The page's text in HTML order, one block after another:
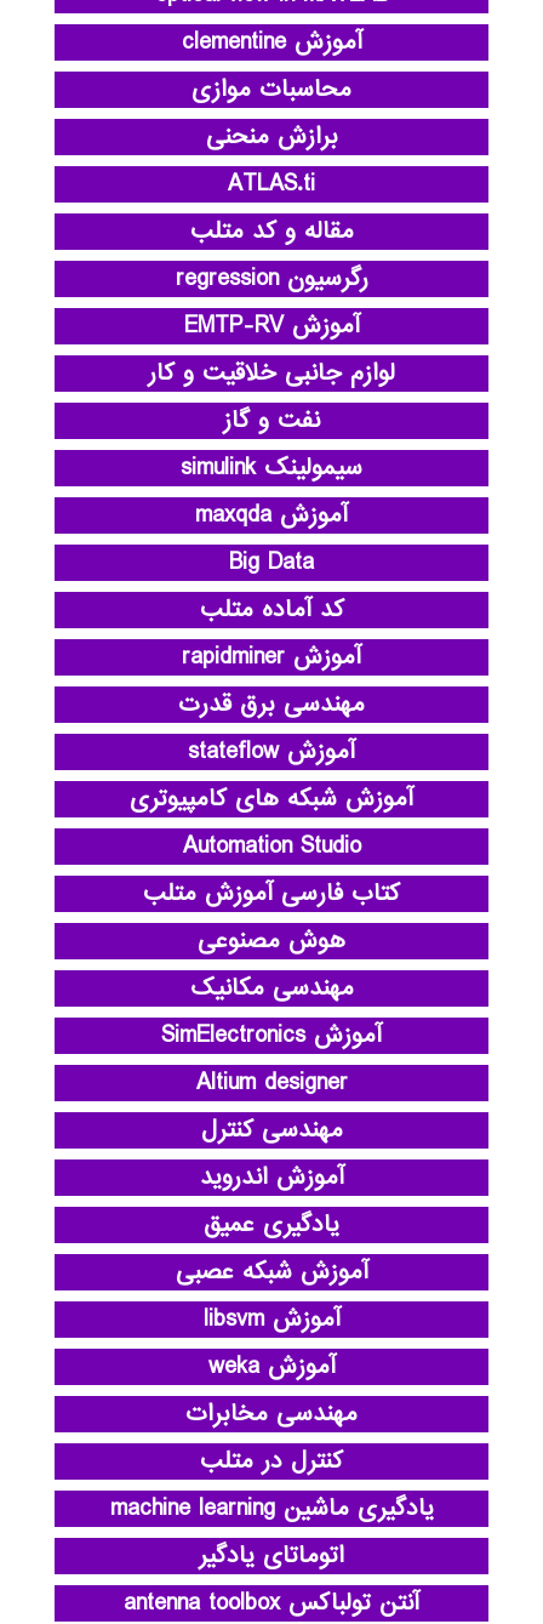
آموزش clementine
محاسبات موازی
برازش منحنی
ATLAS.ti
مقاله و کد متلب
رگرسیون regression
آموزش EMTP-RV
لوازم جانبی خلاقیت و کار
نفت و گاز
سیمولینک simulink
آموزش maxqda
Big Data
کد آماده متلب
آموزش rapidminer
مهندسی برق قدرت
آموزش stateflow
آموزش شبکه های کامپیوتری
Automation Studio
کتاب فارسی آموزش متلب
هوش مصنوعی
مهندسی مکانیک
آموزش SimElectronics
Altium designer
مهندسی کنترل
آموزش اندروید
یادگیری عمیق
آموزش شبکه عصبی
آموزش libsvm
آموزش weka
مهندسی مخابرات
کنترل در متلب
یادگیری ماشین machine learning
اتوماتای یادگیر
آنتن تولباکس antenna toolbox